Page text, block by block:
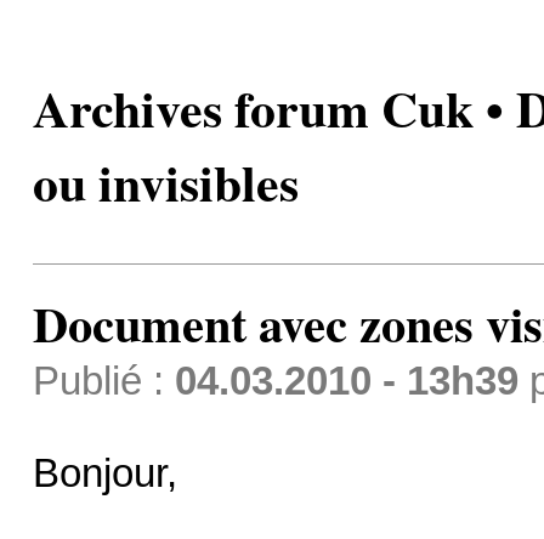
Archives forum Cuk •
ou invisibles
Document avec zones
Publié : 04.03.2010 - 13h39
Bonjour,